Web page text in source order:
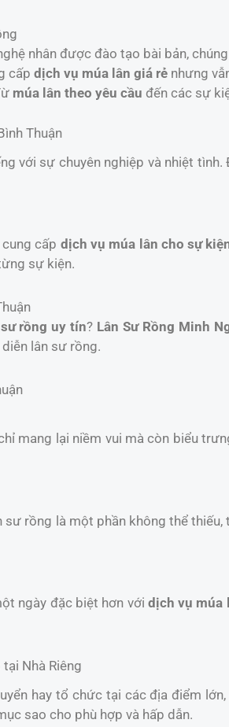
nhân được đào tạo bài bản,
cấp dịch vụ múa lân giá rẻ nhưng
múa lân theo yêu cầu đến các sự
Thuận
với sự chuyên nghiệp và nhiệt
cấp dịch vụ múa lân cho sự
sự kiện.
rồng uy tín? Lân Sư Rồng Minh
lân sư rồng.
mang lại niềm vui mà còn biểu
sư rồng là một phần không thể
ngày đặc biệt hơn với dịch vụ múa
Nhà Riêng
hay tổ chức tại các địa điểm
sao cho phù hợp và hấp dẫn.